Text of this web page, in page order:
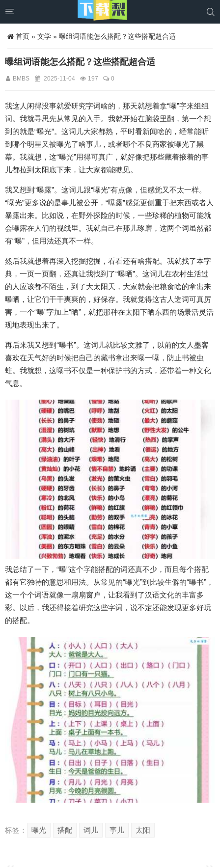
 
首页 » 文学 » 曝组词语能怎么搭配？这些搭配超合适
曝组词语能怎么搭配？这些搭配超合适
BMBS 2025-11-04 197 0
我这人闲得没事就爱研究字词啥的，那天就想着拿“曝”字来组组
词。我就寻思先从常见的入手。我就开始在脑袋里翻，第一个想
到的就是“曝光”。这词儿大家都熟，平时看新闻啥的，经常能听
到哪个明星又被曝光了啥事儿，或者哪个不良商家被曝光了黑
幕。我就想，这“曝光”用得可真广，就好像把那些藏着掖着的事
儿都拉到太阳底下来，让大家都能瞧见。
我又想到“曝露”。这词儿跟“曝光”有点像，但感觉又不太一样。
“曝光”更多说的是事儿被公开，“曝露”感觉更侧重于把东西或者人
暴露出来。比如说，在野外探险的时候，一些珍稀的植物可能就
会曝露在人们的视线里。我就自己在那儿琢磨，这两个词虽然都
有“曝”，但用法还真不一样。
然后我就想着再深入挖掘挖掘，看看还有啥搭配。我就找了本字
典，一页一页翻，还真让我找到了“曝晒”。这词儿在农村生活过
的人应该都不陌生，到了大太阳天，大家就会把粮食啥的拿出来
曝晒，让它们干干爽爽的，好保存。我就觉得这古人造词可真厉
害，一个“曝”字加上“晒”，就把那种在太阳下晒东西的场景活灵活
现地表现出来了。
再后来我又想到“曝书”。这词儿就比较文雅了，以前的文人墨客
喜欢在天气好的时候把自己的藏书拿出来曝一曝，防止书被虫
蛀。我就想，这曝书不仅是一种保护书的方式，还带着一种文化
气息。
我总结了一下，“曝”这个字能搭配的词还真不少，而且每个搭配
都有它独特的意思和用法。从常见的“曝光”到比较生僻的“曝书”，
这一个个词语就像一扇扇窗户，让我看到了汉语文化的丰富多
彩。以后，我还得接着研究这些字词，说不定还能发现更多好玩
的搭配。
标签： 曝光 搭配 词儿 事儿 太阳